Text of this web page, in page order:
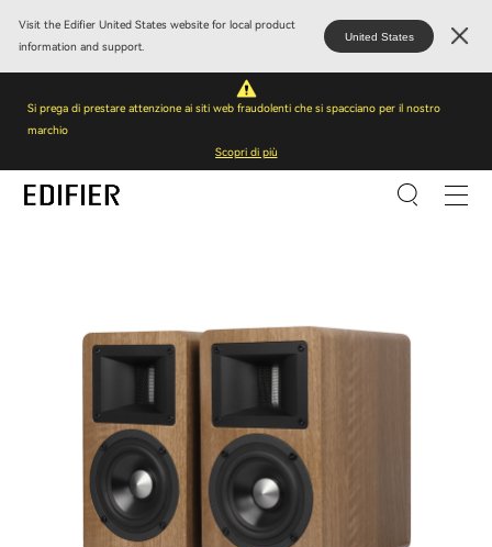
Visit the Edifier United States website for local product
information and support.
United States
Si prega di prestare attenzione ai siti web fraudolenti che si spacciano per il nostro
marchio
Scopri di più